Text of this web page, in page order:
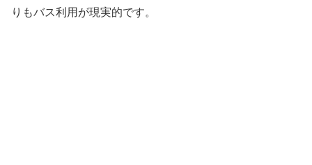
りもバス利用が現実的です。